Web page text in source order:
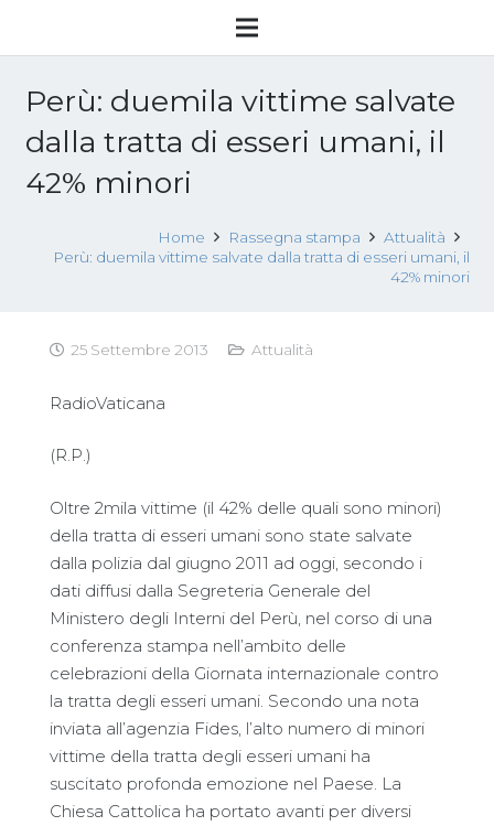
Perù: duemila vittime salvate
dalla tratta di esseri umani, il
42% minori
Home Rassegna stampa
Attualità
Perù: duemila vittime salvate dalla tratta di esseri umani, il
42% minori
25 Settembre 2013 Attualità
RadioVaticana
(R.P.)
Oltre 2mila vittime (il 42% delle quali sono minori)
della tratta di esseri umani sono state salvate
dalla polizia dal giugno 2011 ad oggi, secondo i
dati diffusi dalla Segreteria Generale del
Ministero degli Interni del Perù, nel corso di una
conferenza stampa nell’ambito delle
celebrazioni della Giornata internazionale contro
la tratta degli esseri umani. Secondo una nota
inviata all’agenzia Fides, l’alto numero di minori
vittime della tratta degli esseri umani ha
suscitato profonda emozione nel Paese. La
Chiesa Cattolica ha portato avanti per diversi